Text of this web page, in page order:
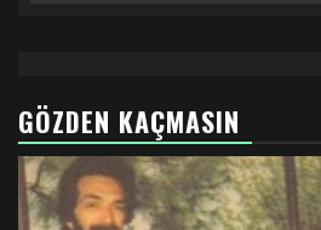
GÖZDEN KAÇMASIN